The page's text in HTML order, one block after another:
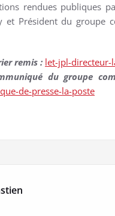
rendues publiques
et Président du
remis : let-jpl-directeur-
du groupe
de-presse-la-poste